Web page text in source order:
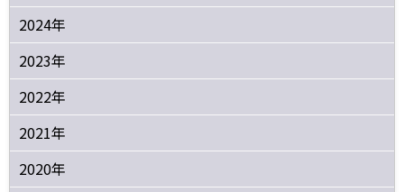
2024年
2023年
2022年
2021年
2020年